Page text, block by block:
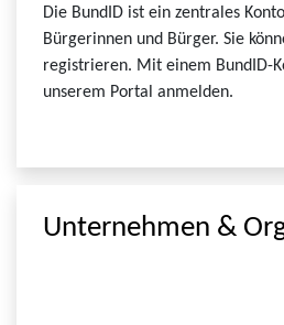
Die BundID ist ein zentrales
Bürgerinnen und Bürger. Sie
registrieren. Mit einem BundID-
unserem Portal anmelden.
Unternehmen &